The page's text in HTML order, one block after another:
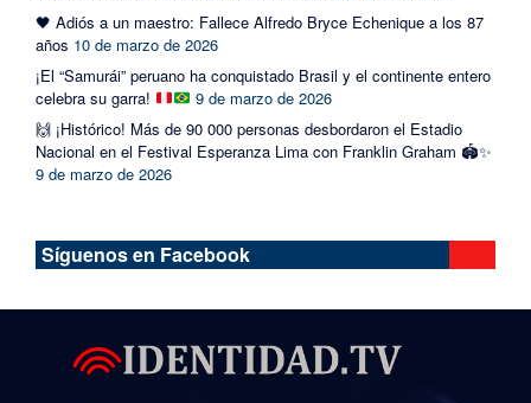
🖤 Adiós a un maestro: Fallece Alfredo Bryce Echenique a los 87
años 10 de marzo de 2026
¡El “Samurái” peruano ha conquistado Brasil y el continente entero
celebra su garra!
9 de marzo de 2026
🙌 ¡Histórico! Más de 90 000 personas desbordaron el Estadio
Nacional en el Festival Esperanza Lima con Franklin Graham 🏟️✨
9 de marzo de 2026
Síguenos en Facebook